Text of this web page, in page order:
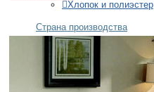
Хлопок и полиэстер
Страна производства
Китай
Португалия
Россия